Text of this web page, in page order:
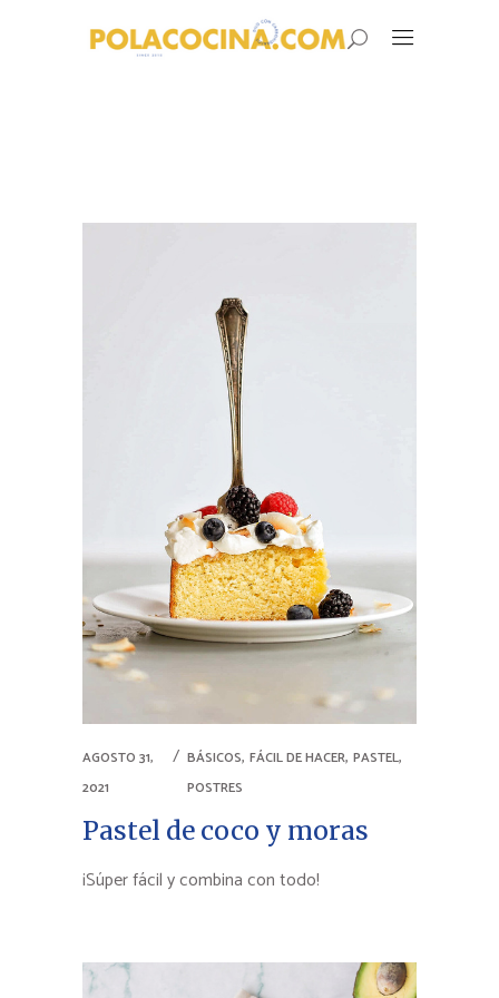
AGOSTO 31,
2021
BÁSICOS,FÁCIL DE HACER,PASTEL,
POSTRES
Pastel de coco y moras
¡Súper fácil y combina con todo!